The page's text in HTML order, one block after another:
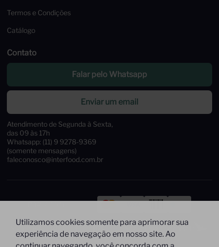
Utilizamos cookies somente para aprimorar sua
experiência de navegação em nosso site. Ao
Termos e Condições
Catálogo
Contato
Falar pelo Whatsapp
Enviar um email
Atendimento de Segunda à Sexta,
das 09 às 17h
Whatsapp: (11) 9 9278-9369
(somente mensagens)
faleconosco@interfood.com.br
Segurança